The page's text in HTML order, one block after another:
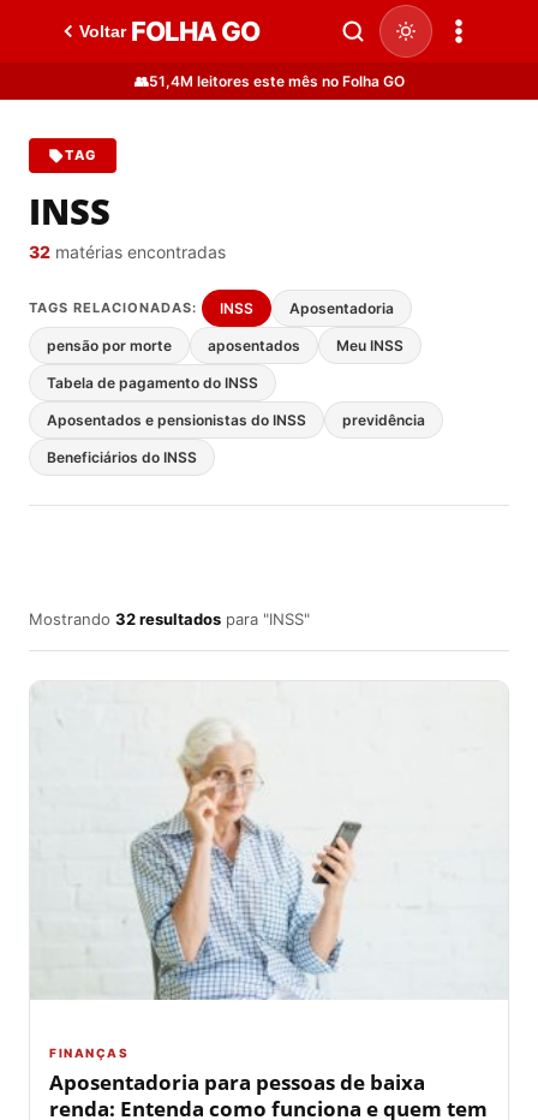
Voltar FOLHA GO
👥51,4M leitores este mês no Folha GO
TAG
INSS
32 matérias encontradas
TAGS RELACIONADAS: INSS Aposentadoria
pensão por morte aposentados Meu INSS
Tabela de pagamento do INSS
Aposentados e pensionistas do INSS previdência
Beneficiários do INSS
Mostrando 32 resultados para "INSS"
FINANÇAS
Aposentadoria para pessoas de baixa
renda: Entenda como funciona e quem tem